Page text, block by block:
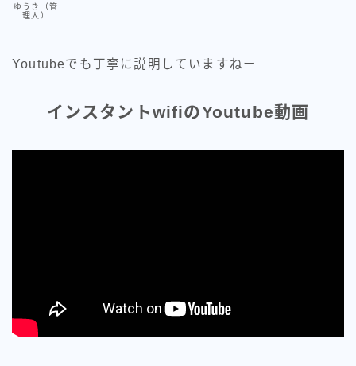
ゆうき（管
理人）
Youtubeでも丁寧に説明していますねー
インスタントwifiのYoutube動画